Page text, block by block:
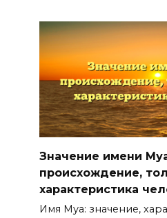
Значение имени
происхождение,
характеристика
Имя Муа: значение,